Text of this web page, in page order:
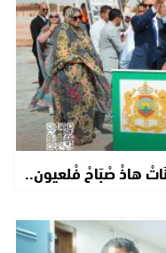
هاذْ صْبَاحْ فْلعيون..